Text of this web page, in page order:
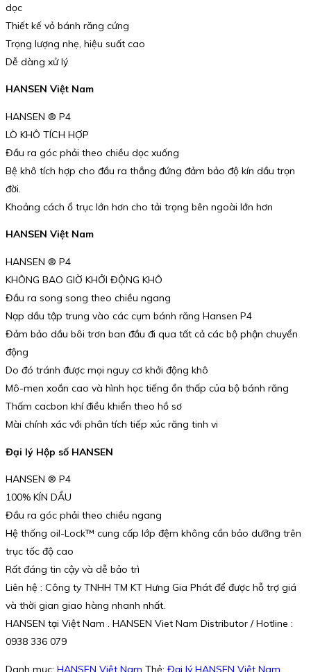
dọc
Thiết kế vỏ bánh răng cứng
Trọng lượng nhẹ, hiệu suất cao
Dễ dàng xử lý
HANSEN Việt Nam
HANSEN ® P4
LÒ KHÔ TÍCH HỢP
Đầu ra góc phải theo chiều dọc xuống
Bệ khô tích hợp cho đầu ra thẳng đứng đảm bảo độ kín dầu trọn
đời.
Khoảng cách ổ trục lớn hơn cho tải trọng bên ngoài lớn hơn
HANSEN Việt Nam
HANSEN ® P4
KHÔNG BAO GIỜ KHỞI ĐỘNG KHÔ
Đầu ra song song theo chiều ngang
Nạp dầu tập trung vào các cụm bánh răng Hansen P4
Đảm bảo dầu bôi trơn ban đầu đi qua tất cả các bộ phận chuyển
động
Do đó tránh được mọi nguy cơ khởi động khô
Mô-men xoắn cao và hình học tiếng ồn thấp của bộ bánh răng
Thấm cacbon khí điều khiển theo hồ sơ
Mài chính xác với phân tích tiếp xúc răng tinh vi
Đại lý Hộp số HANSEN
HANSEN ® P4
100% KÍN DẦU
Đầu ra góc phải theo chiều ngang
Hệ thống oil-Lock™ cung cấp lớp đệm không cần bảo dưỡng trên
trục tốc độ cao
Rất đáng tin cậy và dễ bảo trì
Liên hệ : Công ty TNHH TM KT Hưng Gia Phát để được hỗ trợ giá
và thời gian giao hàng nhanh nhất.
HANSEN tại Việt Nam . HANSEN Viet Nam Distributor / Hotline :
0938 336 079
Danh mục: HANSEN Việt Nam Thẻ: Đại lý HANSEN Việt Nam